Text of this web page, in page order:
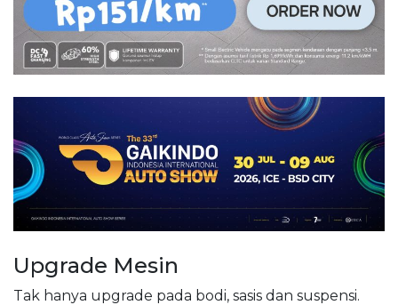
Upgrade Mesin
Tak hanya upgrade pada bodi, sasis dan suspensi.